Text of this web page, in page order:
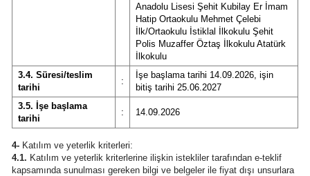
Anadolu Lisesi Şehit Kubilay Er İmam
Hatip Ortaokulu Mehmet Çelebi
İlk/Ortaokulu İstiklal İlkokulu Şehit
Polis Muzaffer Öztaş İlkokulu Atatürk
İlkokulu
3.4. Süresi/teslim
tarihi
:
İşe başlama tarihi 14.09.2026, işin
bitiş tarihi 25.06.2027
3.5. İşe başlama
tarihi
: 14.09.2026
4- Katılım ve yeterlik kriterleri:
4.1. Katılım ve yeterlik kriterlerine ilişkin istekliler tarafından e-teklif
kapsamında sunulması gereken bilgi ve belgeler ile fiyat dışı unsurlara